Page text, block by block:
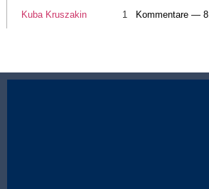
Kuba Kruszakin 1 Kommentare —